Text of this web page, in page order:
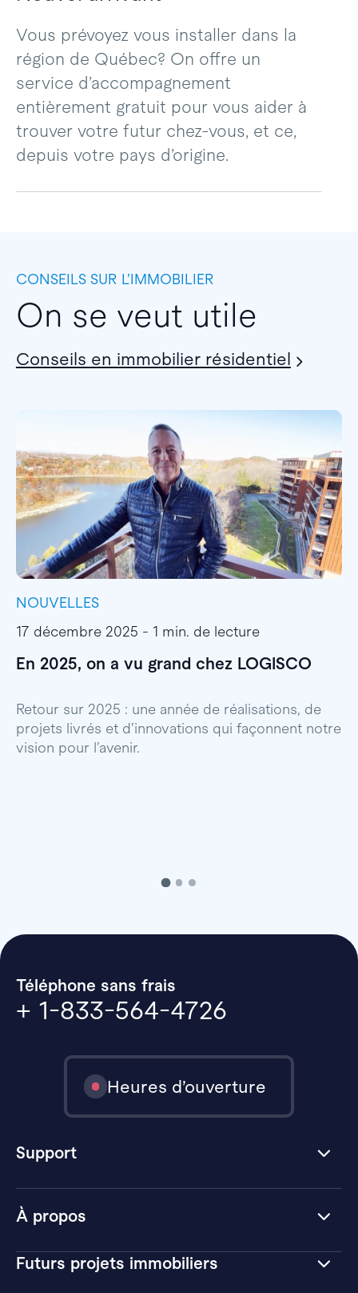
Vous prévoyez vous installer dans la
région de Québec? On offre un
service d’accompagnement
entièrement gratuit pour vous aider à
trouver votre futur chez-vous, et ce,
depuis votre pays d’origine.
CONSEILS SUR L’IMMOBILIER
On se veut utile
Conseils en immobilier résidentiel
NOUVELLES
17 décembre 2025 - 1 min. de lecture
En 2025, on a vu grand chez LOGISCO
Retour sur 2025 : une année de réalisations, de
projets livrés et d’innovations qui façonnent notre
vision pour l’avenir.
À propos
Futurs projets immobiliers
Téléphone sans frais
+ 1-833-564-4726
Heures d’ouverture
Support